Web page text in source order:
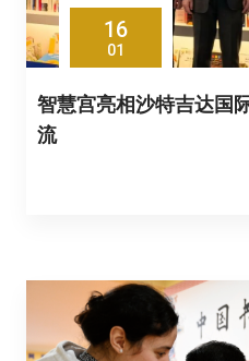
16
01
智慧宫亮相沙特吉达国
流